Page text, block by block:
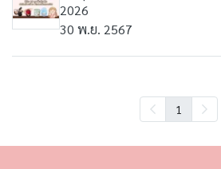
2026
30 พ.ย. 2567
1